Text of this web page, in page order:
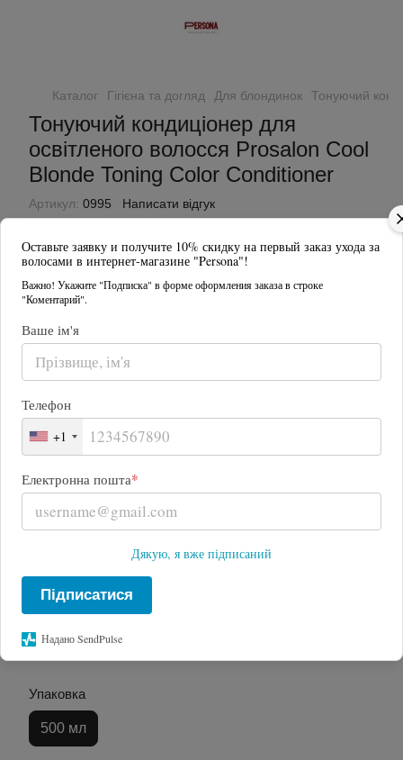
Оставьте заявку и получите 10% скидку на первый заказ ухода за
волосами в интернет-магазине "Persona"!
Важно! Укажите "Подписка" в форме оформления заказа в строке
"Коментарий".
Ваше ім'я
Телефон
+1
Електронна пошта*
Дякую, я вже підписаний
Підписатися
Надано SendPulse
Каталог Гігієна та догляд Для блондинок Тонуючий
Тонуючий кондиціонер для
освітленого волосся Prosalon Cool
Blonde Toning Color Conditioner
Артикул: 0995 Написати відгук
Упаковка
500 мл